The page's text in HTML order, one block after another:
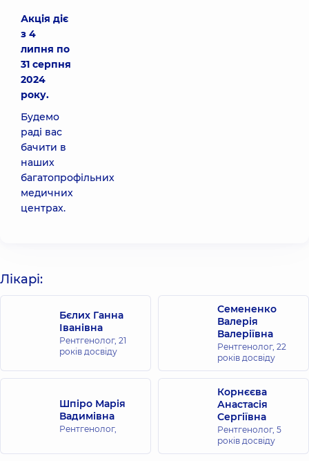
Акція діє
з 4
липня по
31 серпня
2024
року.
Будемо
раді вас
бачити в
наших
багатопрофільних
медичних
центрах.
Лікарі:
Бєлих Ганна
Іванівна
Рентгенолог, 21
років досвіду
Семененко
Валерія
Валеріївна
Рентгенолог, 22
років досвіду
Шпіро Марія
Вадимівна
Рентгенолог,
Корнєєва
Анастасія
Сергіївна
Рентгенолог, 5
років досвіду